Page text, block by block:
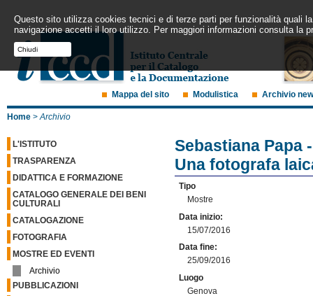
Questo sito utilizza cookies tecnici e di terze parti per funzionalità quali
navigazione accetti il loro utilizzo. Per maggiori informazioni consulta la
Chiudi
Mappa del sito Modulistica Archivio
Home > Archivio
L'ISTITUTO
TRASPARENZA
DIDATTICA E FORMAZIONE
CATALOGO GENERALE DEI BENI
CULTURALI
CATALOGAZIONE
FOTOGRAFIA
MOSTRE ED EVENTI
Archivio
PUBBLICAZIONI
Sebastiana Papa
Una fotografa
Tipo
Mostre
Data inizio:
15/07/2016
Data fine:
25/09/2016
Luogo
Genova